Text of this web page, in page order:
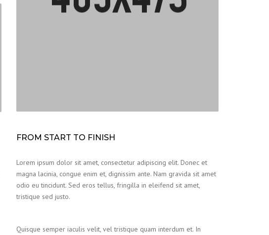
FROM START TO FINISH
Lorem ipsum dolor sit amet, consectetur adipiscing elit. Donec et
magna lacinia, congue enim et, dignissim ante. Nam gravida sit amet
odio eu tincidunt. Sed eros tellus, fringilla in eleifend sit amet,
tristique sed justo.
Quisque semper iaculis velit, vel tristique quam interdum et. In